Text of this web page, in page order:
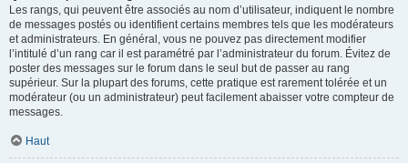
Les rangs, qui peuvent être associés au nom d’utilisateur, indiquent le nombre
de messages postés ou identifient certains membres tels que les modérateurs
et administrateurs. En général, vous ne pouvez pas directement modifier
l’intitulé d’un rang car il est paramétré par l’administrateur du forum. Évitez de
poster des messages sur le forum dans le seul but de passer au rang
supérieur. Sur la plupart des forums, cette pratique est rarement tolérée et un
modérateur (ou un administrateur) peut facilement abaisser votre compteur de
messages.
Haut